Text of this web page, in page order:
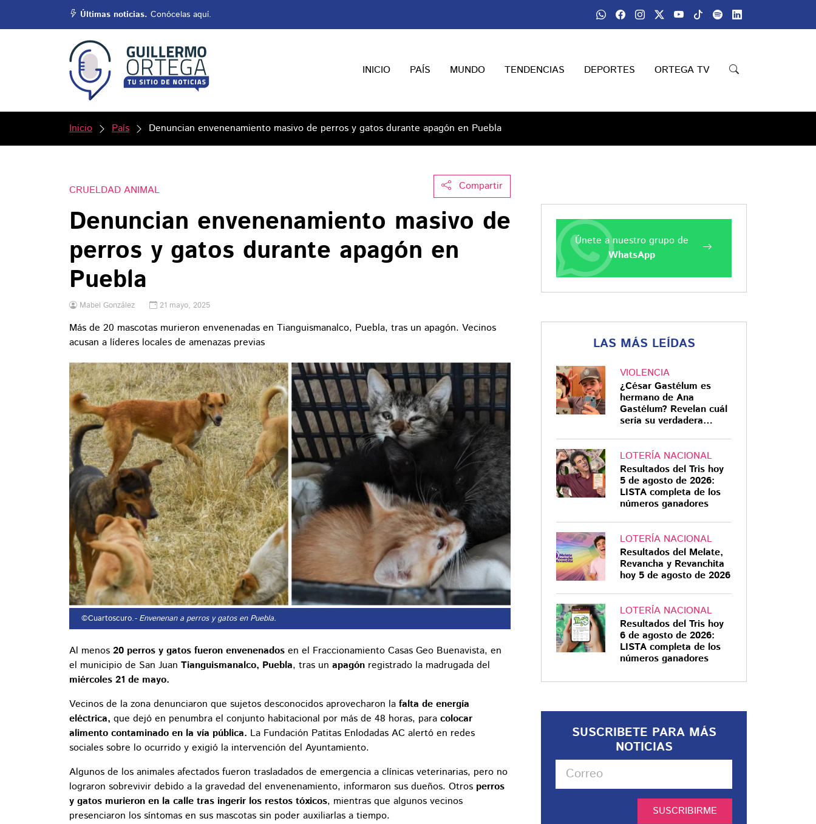
Últimas noticias. Conócelas aquí.
INICIO PAÍS MUNDO TENDENCIAS DEPORTES ORTEGA TV
Inicio País Denuncian envenenamiento masivo de perros y gatos durante apagón en Puebla
Compartir
CRUELDAD ANIMAL
Denuncian envenenamiento masivo de
perros y gatos durante apagón en
Puebla
Mabel González 21 mayo, 2025
Más de 20 mascotas murieron envenenadas en Tianguismanalco, Puebla, tras un apagón. Vecinos
acusan a líderes locales de amenazas previas
©Cuartoscuro.- Envenenan a perros y gatos en Puebla.
Al menos 20 perros y gatos fueron envenenados en el Fraccionamiento Casas Geo Buenavista, en
el municipio de San Juan Tianguismanalco, Puebla, tras un apagón registrado la madrugada del
miércoles 21 de mayo.
Vecinos de la zona denunciaron que sujetos desconocidos aprovecharon la falta de energía
eléctrica, que dejó en penumbra el conjunto habitacional por más de 48 horas, para colocar
alimento contaminado en la vía pública. La Fundación Patitas Enlodadas AC alertó en redes
sociales sobre lo ocurrido y exigió la intervención del Ayuntamiento.
Algunos de los animales afectados fueron trasladados de emergencia a clínicas veterinarias, pero no
lograron sobrevivir debido a la gravedad del envenenamiento, informaron sus dueños. Otros perros
y gatos murieron en la calle tras ingerir los restos tóxicos, mientras que algunos vecinos
presenciaron los síntomas en sus mascotas sin poder auxiliarlas a tiempo.
Únete a nuestro grupo de
WhatsApp
LAS MÁS LEÍDAS
VIOLENCIA
¿César Gastélum es
hermano de Ana
Gastélum? Revelan cuál
sería su verdadera
LOTERÍA NACIONAL
Resultados del Tris hoy
5 de agosto de 2026:
LISTA completa de los
números ganadores
LOTERÍA NACIONAL
Resultados del Melate,
Revancha y Revanchita
hoy 5 de agosto de 2026
LOTERÍA NACIONAL
Resultados del Tris hoy
6 de agosto de 2026:
LISTA completa de los
números ganadores
SUSCRIBETE PARA MÁS
NOTICIAS
SUSCRIBIRME